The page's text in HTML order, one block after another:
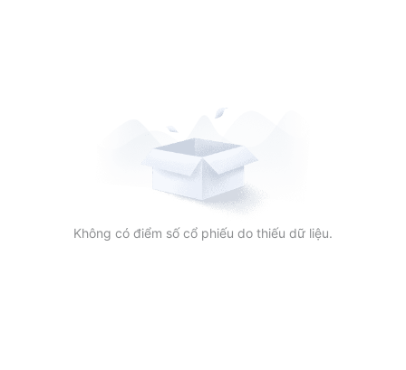
Không có điểm số cổ phiếu do thiếu dữ liệu.